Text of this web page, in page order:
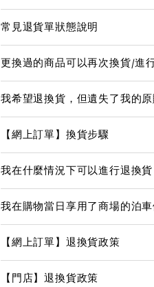
常見退貨單狀態說明
更換過的商品可以再次換貨/進
我希望退換貨，但遺失了我的原
【網上訂單】換貨步驟
我在什麼情況下可以進行退換貨
我在購物當日享用了商場的泊
【網上訂單】退換貨政策
【門店】退換貨政策